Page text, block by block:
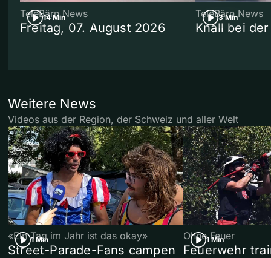
14 Min
TeleBärn News
Freitag, 07. August 2026
3 Min
TeleBärn News
Knall bei
Weitere News
Videos aus der Region, der Schweiz und aller Welt
1 Min
«Ein Tag im Jahr ist das okay»
Street-Parade-Fans campen
1 Min
Ohne Feuer
Feuerwehr